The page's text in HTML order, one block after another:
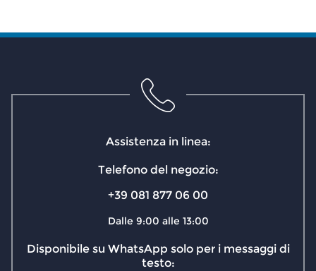
Assistenza in linea:
Telefono del negozio:
+39 081 877 06 00
Dalle 9:00 alle 13:00
Disponibile su WhatsApp solo per i messaggi di
testo: